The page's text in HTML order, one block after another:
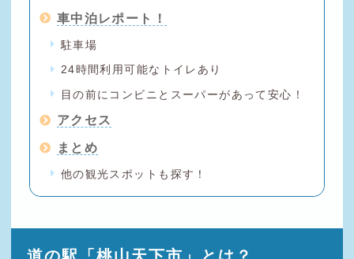
車中泊レポート！
駐車場
24時間利用可能なトイレあり
目の前にコンビニとスーパーがあって安心！
アクセス
まとめ
他の観光スポットも探す！